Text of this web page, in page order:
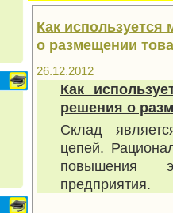
Как используется
о размещении
26.12.2012
Как
решения о
Склад
цепей.
повышения
предприятия.